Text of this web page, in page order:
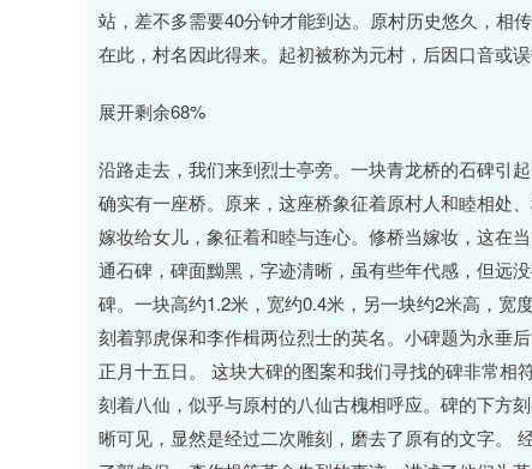
站，差不多需要40分钟才能到达。原村历史悠久，相
在此，村名因此得来。起初被称为元村，后因口音或误
展开剩余68%
沿路走去，我们来到烈士亭旁。一块青龙桥的石碑引
确实有一座桥。原来，这座桥象征着原村人和睦相处
嫁妆给女儿，象征着和睦与连心。修桥当嫁妆，这在
通石碑，碑面黝黑，字迹清晰，虽有些年代感，但远
碑。一块高约1.2米，宽约0.4米，另一块约2米高，宽
刻着郭虎保和李作楫两位烈士的英名。小碑题为永垂
正月十五日。 这块大碑的图案和我们寻找的碑非常
刻着八仙，似乎与原村的八仙古槐相呼应。碑的下方
晰可见，显然是经过二次雕刻，磨去了原有的文字。